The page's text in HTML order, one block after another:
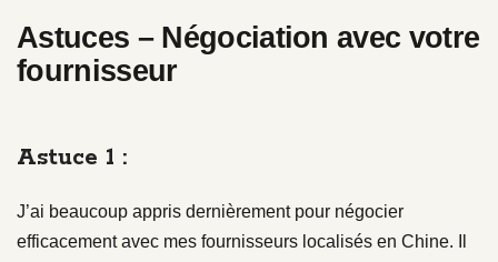
Astuces – Négociation avec votre
fournisseur
Astuce 1 :
J’ai beaucoup appris dernièrement pour négocier
efficacement avec mes fournisseurs localisés en Chine. Il